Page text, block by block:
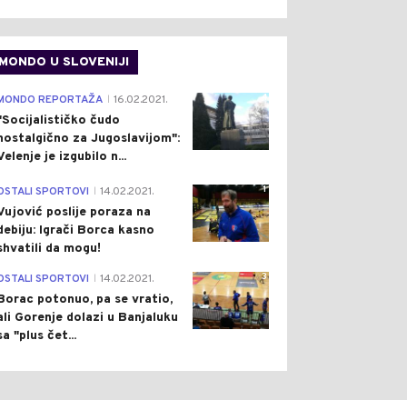
MONDO U SLOVENIJI
4
REPORTAŽA 16.02.2021.
čudo
za Jugoslavijom":
je izgubilo n...
1
SPORTOVI 14.02.2021.
poslije poraza na
Igrači Borca kasno
da mogu!
3
SPORTOVI 14.02.2021.
potonuo, pa se vratio,
Gorenje dolazi u Banjaluku
"plus čet...